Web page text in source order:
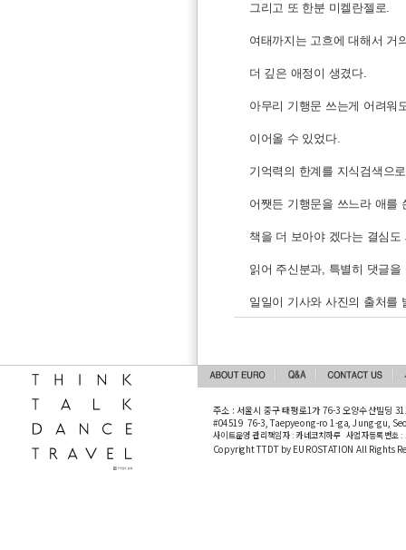
그리고 또 한분 미켈란젤로.
여태까지는 고흐에 대해서 거
더 깊은 애정이 생겼다.
아무리 기행문 쓰는게 어려워
이어올 수 있었다.
기억력의 한계를 지식검색으
어쨋든 기행문을 쓰느라 애를
책을 더 보아야 겠다는 결심도
읽어 주신분과, 특별히 댓글
일일이 기사와 사진의 출처를